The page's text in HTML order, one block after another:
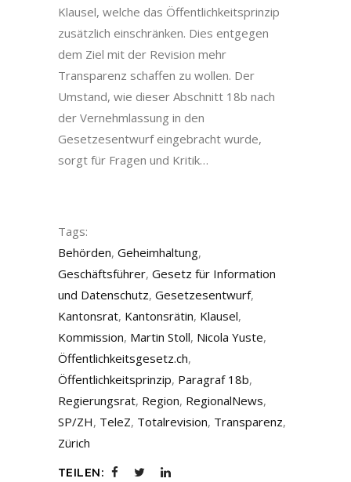
Klausel, welche das Öffentlichkeitsprinzip
zusätzlich einschränken. Dies entgegen
dem Ziel mit der Revision mehr
Transparenz schaffen zu wollen. Der
Umstand, wie dieser Abschnitt 18b nach
der Vernehmlassung in den
Gesetzesentwurf eingebracht wurde,
sorgt für Fragen und Kritik…
Tags:
Behörden, Geheimhaltung,
Geschäftsführer, Gesetz für Information
und Datenschutz, Gesetzesentwurf,
Kantonsrat, Kantonsrätin, Klausel,
Kommission, Martin Stoll, Nicola Yuste,
Öffentlichkeitsgesetz.ch,
Öffentlichkeitsprinzip, Paragraf 18b,
Regierungsrat, Region, RegionalNews,
SP/ZH, TeleZ, Totalrevision, Transparenz,
Zürich
TEILEN: